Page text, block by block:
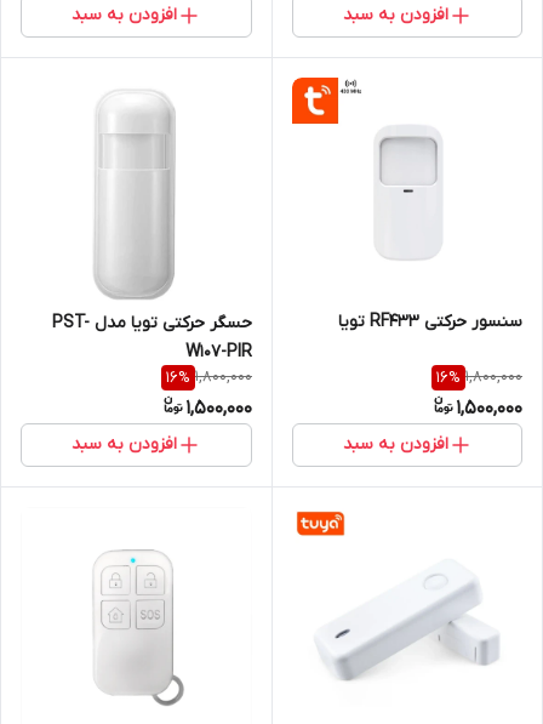
افزودن به سبد افزودن به سبد
سنسور حرکتی RF433 تویا
1,800,000
16%
1,500,000
افزودن به سبد
حسگر حرکتی تویا مدل PST-
W107-PIR
1,800,000
16%
1,500,000
افزودن به سبد